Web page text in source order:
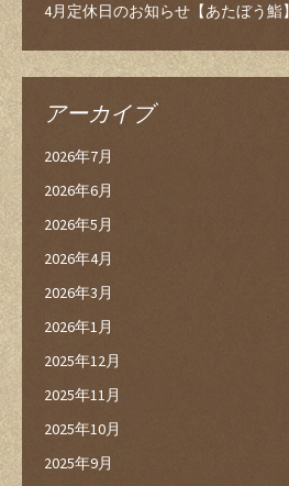
4月定休日のお知らせ【あたぼう鮨】
アーカイブ
2026年7月
2026年6月
2026年5月
2026年4月
2026年3月
2026年1月
2025年12月
2025年11月
2025年10月
2025年9月